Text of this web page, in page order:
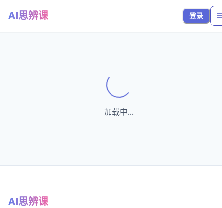
AI思辨课 登录
Loading...
加载中...
AI思辨课